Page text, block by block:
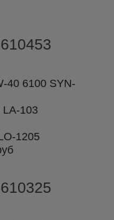
40 6100 SYN-
103
1205